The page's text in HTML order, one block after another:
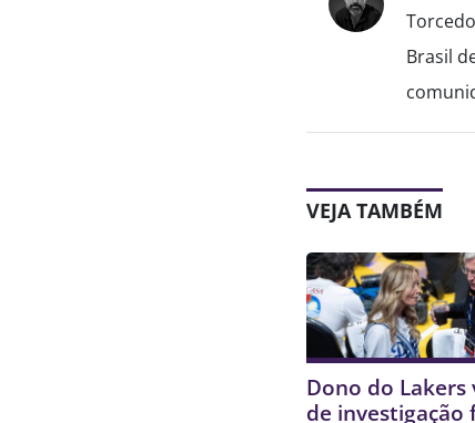
Brasil
VEJA TAMBÉM
Dono do Lakers
de investigação